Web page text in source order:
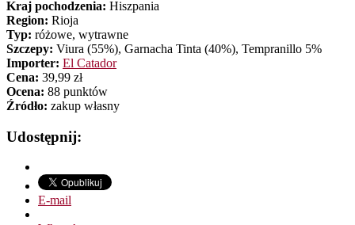
Kraj pochodzenia: Hiszpania
Region: Rioja
Typ: różowe, wytrawne
Szczepy: Viura (55%), Garnacha Tinta (40%), Tempranillo 5%
Importer: El Catador
Cena: 39,99 zł
Ocena: 88 punktów
Źródło: zakup własny
Udostępnij:
E-mail